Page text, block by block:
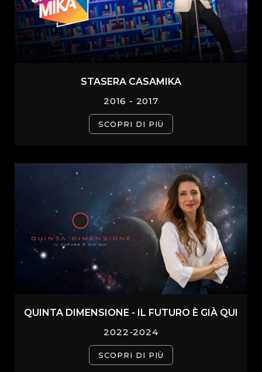
STASERA CASAMIKA
2016 - 2017
SCOPRI DI PIÙ
QUINTA DIMENSIONE - IL FUTURO È GIÀ QUI
2022-2024
SCOPRI DI PIÙ